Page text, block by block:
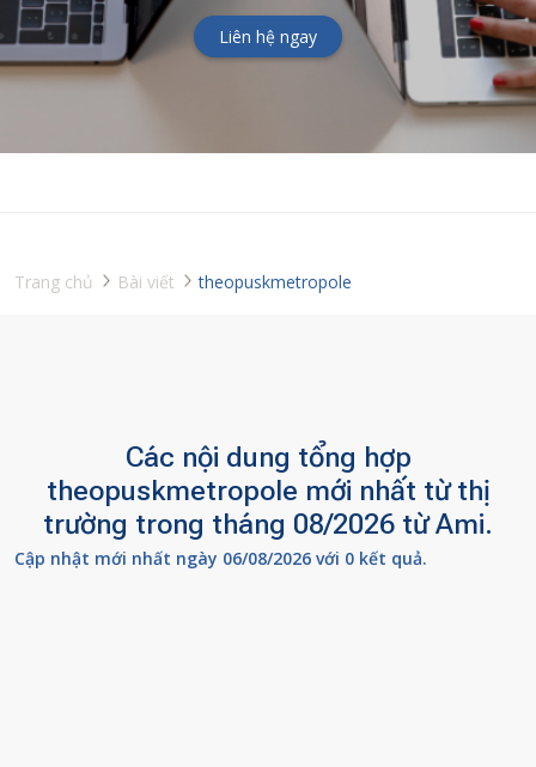
Liên hệ ngay
Trang chủ Bài viết theopuskmetropole
Các nội dung tổng hợp
theopuskmetropole mới nhất từ thị
trường trong tháng 08/2026 từ Ami.
Cập nhật mới nhất ngày 06/08/2026 với 0 kết quả.